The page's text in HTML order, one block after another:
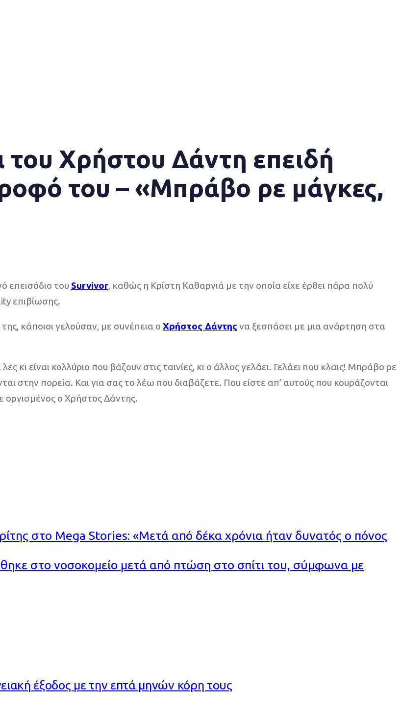
Χρήστου Δάντη επειδή
του – «Μπράβο ρε μάγκες,
επεισόδιο του Survivor, καθώς η Κρίστη Καθαργιά με την οποία είχε έρθει πάρα πολύ
επιβίωσης.
κάποιοι γελούσαν, με συνέπεια ο Χρήστος Δάντης να ξεσπάσει με μια ανάρτηση στα
κι είναι κολλύριο που βάζουν στις ταινίες, κι ο άλλος γελάει. Γελάει που κλαις! Μπράβο ρε
στην πορεία. Και για σας το λέω που διαβάζετε. Που είστε απ’ αυτούς που κουράζονται
οργισμένος ο Χρήστος Δάντης.
στο Mega Stories: «Μετά από δέκα χρόνια ήταν δυνατός ο πόνος
στο νοσοκομείο μετά από πτώση στο σπίτι του, σύμφωνα με
έξοδος με την επτά μηνών κόρη τους